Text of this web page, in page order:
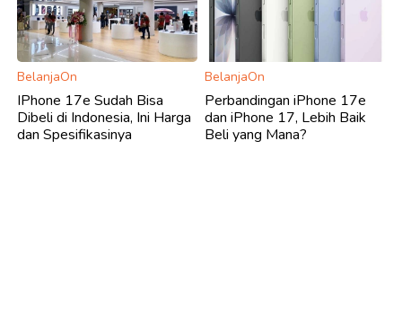
BelanjaOn
IPhone 17e Sudah Bisa
Dibeli di Indonesia, Ini Harga
dan Spesifikasinya
BelanjaOn
Perbandingan iPhone 17e
dan iPhone 17, Lebih Baik
Beli yang Mana?